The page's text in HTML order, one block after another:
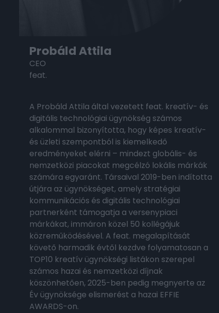
Probáld Attila
CEO
feat.
A Probáld Attila által vezetett feat. kreatív- és
digitális technológiai ügynökség számos
alkalommal bizonyította, hogy képes kreatív-
és üzleti szempontból is kiemelkedő
eredményeket elérni – mindezt globális- és
nemzetközi piacokat megcélzó lokális márkák
számára egyaránt. Társaival 2019-ben indította
útjára az ügynökséget, amely stratégiai
kommunikációs és digitális technológiai
partnerként támogatja a versenypiaci
márkákat, immáron közel 50 kollégájuk
közreműködésével. A feat. megalapítását
követő harmadik évtől kezdve folyamatosan a
TOP10 kreatív ügynökségi listákon szerepel
számos hazai és nemzetközi díjnak
köszönhetően, 2025-ben pedig megnyerte az
Év ügynöksége elismerést a hazai EFFIE
AWARDS-on.